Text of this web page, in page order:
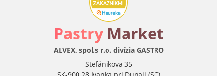
Pastry Market
ALVEX, spol.s r.o. divízia GASTRO
Štefánikova 35